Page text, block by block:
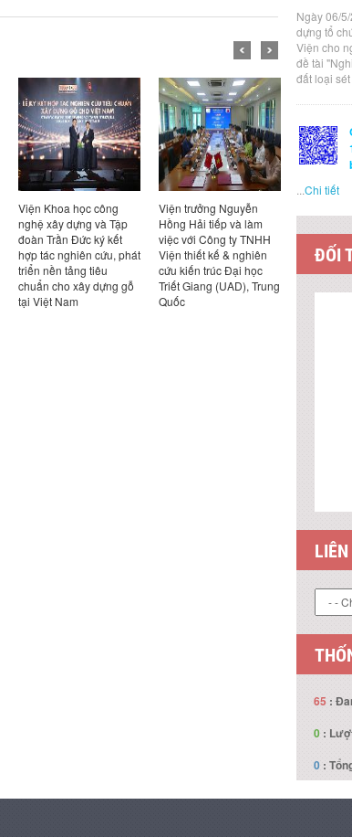
Viện Khoa học công
nghệ xây dựng và Tập
đoàn Trần Đức ký kết
hợp tác nghiên cứu, phát
triển nền tảng tiêu
chuẩn cho xây dựng gỗ
tại Việt Nam
Viện trưởng Nguyễn
Hồng Hải tiếp và làm
việc với Công ty TNHH
Viện thiết kế & nghiên
cứu kiến trúc Đại học
Triết Giang (UAD), Trung
Quốc
việc với
Design
Ngày 06/
dựng tổ
Viện cho
đề tài
đất loại
...Chi tiết
ĐỐI
65 :
0 :
0 :